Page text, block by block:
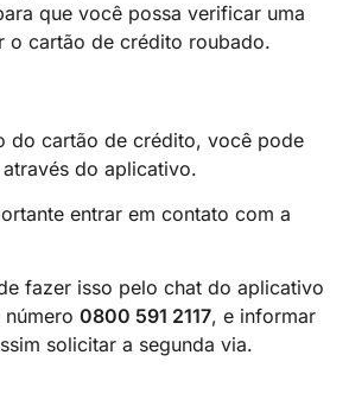
que você possa verificar uma
o cartão de crédito roubado.
do cartão de crédito, você pode
do aplicativo.
entrar em contato com a
fazer isso pelo chat do aplicativo
0800 591 2117, e informar
solicitar a segunda via.